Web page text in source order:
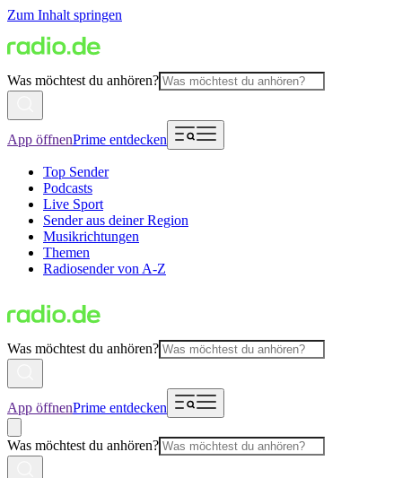
Zum Inhalt springen
Was möchtest du anhören?
App öffnenPrime entdecken
Top Sender
Podcasts
Live Sport
Sender aus deiner Region
Musikrichtungen
Themen
Radiosender von A-Z
Was möchtest du anhören?
App öffnenPrime entdecken
Was möchtest du anhören?